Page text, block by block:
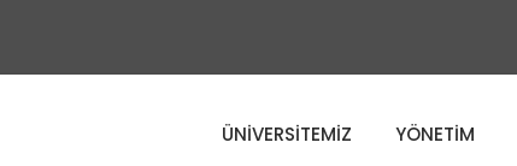
ÜNİVERSİTEMİZ YÖNETİM